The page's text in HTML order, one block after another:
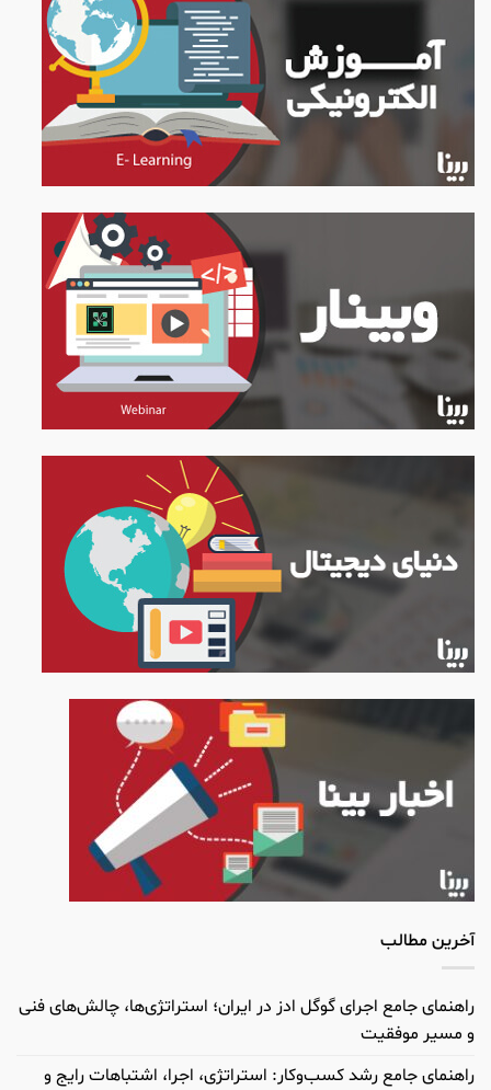
آخرین مطالب
راهنمای جامع اجرای گوگل ادز در ایران؛ استراتژی‌ها، چالش‌های فنی
و مسیر موفقیت
راهنمای جامع رشد کسب‌وکار: استراتژی، اجرا، اشتباهات رایج و